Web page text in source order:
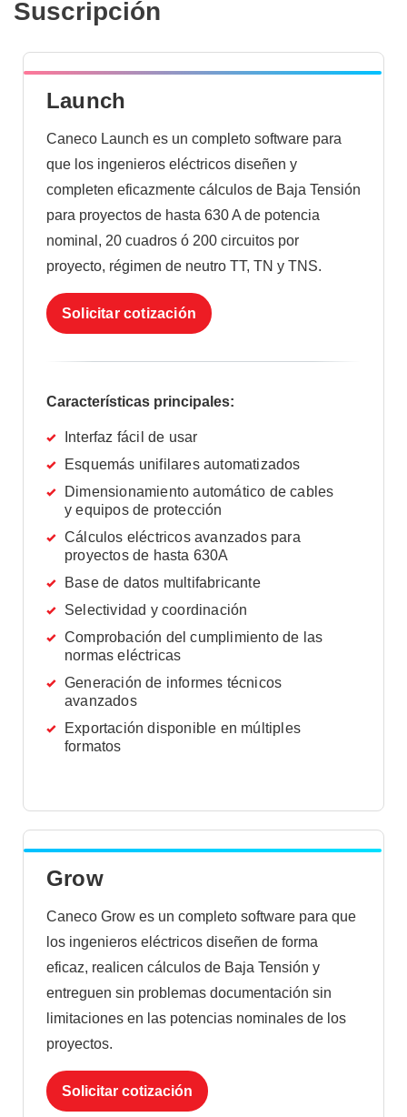
Suscripción
Launch
Caneco Launch es un completo software para
que los ingenieros eléctricos diseñen y
completen eficazmente cálculos de Baja Tensión
para proyectos de hasta 630 A de potencia
nominal, 20 cuadros ó 200 circuitos por
proyecto, régimen de neutro TT, TN y TNS.
Solicitar cotización
Características principales:
Interfaz fácil de usar
Esquemás unifilares automatizados
Dimensionamiento automático de cables
y equipos de protección
Cálculos eléctricos avanzados para
proyectos de hasta 630A
Base de datos multifabricante
Selectividad y coordinación
Comprobación del cumplimiento de las
normas eléctricas
Generación de informes técnicos
avanzados
Exportación disponible en múltiples
formatos
Grow
Caneco Grow es un completo software para que
los ingenieros eléctricos diseñen de forma
eficaz, realicen cálculos de Baja Tensión y
entreguen sin problemas documentación sin
limitaciones en las potencias nominales de los
proyectos.
Solicitar cotización